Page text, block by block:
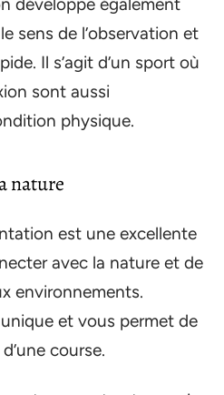
sens de l’observation et
Il s’agit d’un sport où
sont aussi
physique.
nature
est une excellente
avec la nature et de
environnements.
et vous permet de
course.